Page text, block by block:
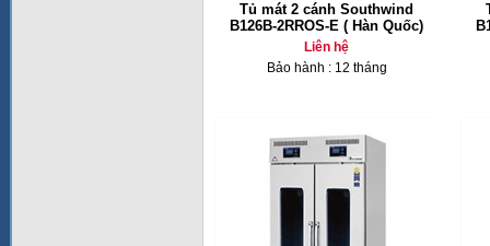
Tủ mát 2 cánh Southwind
B126B-2RROS-E ( Hàn Quốc)
Liên hệ
Bảo hành : 12 tháng